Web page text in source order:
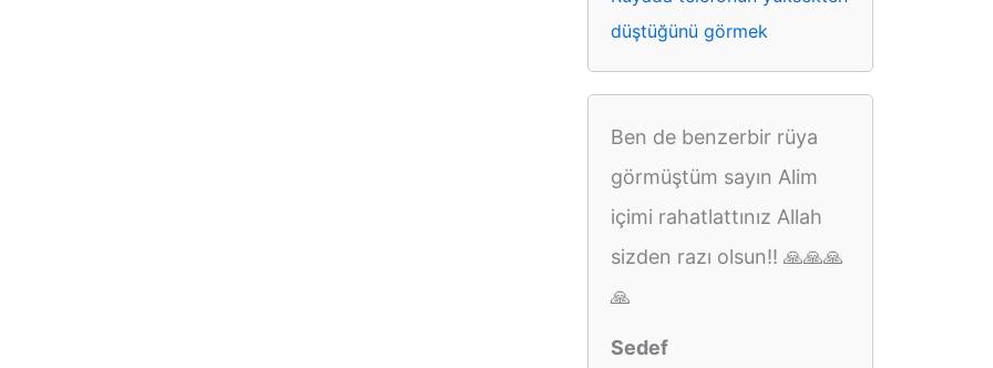
düştüğünü görmek
Ben de benzerbir rüya
görmüştüm sayın Alim
içimi rahatlattınız Allah
sizden razı olsun!! 🙏🙏🙏
🙏
Sedef